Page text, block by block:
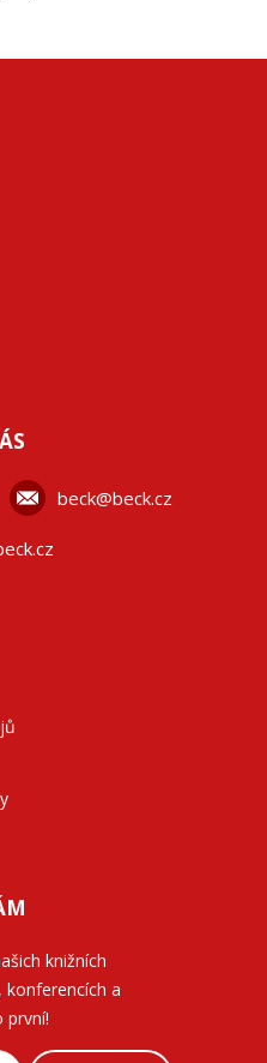
beck@beck.cz
knižních
konferencích a
první!